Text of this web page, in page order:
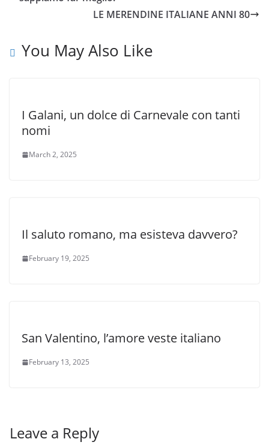
LE MERENDINE ITALIANE ANNI 80
You May Also Like
I Galani, un dolce di Carnevale con tanti
nomi
March 2, 2025
Il saluto romano, ma esisteva davvero?
February 19, 2025
San Valentino, l’amore veste italiano
February 13, 2025
Leave a Reply